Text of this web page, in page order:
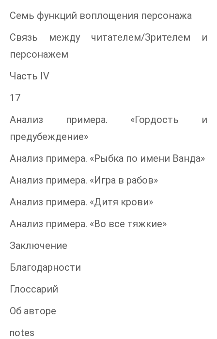
Семь функций воплощения персонажа
Связь между читателем/Зрителем и
персонажем
Часть IV
17
Анализ примера. «Гордость и
предубеждение»
Анализ примера. «Рыбка по имени Ванда»
Анализ примера. «Игра в рабов»
Анализ примера. «Дитя крови»
Анализ примера. «Во все тяжкие»
Заключение
Благодарности
Глоссарий
Об авторе
notes